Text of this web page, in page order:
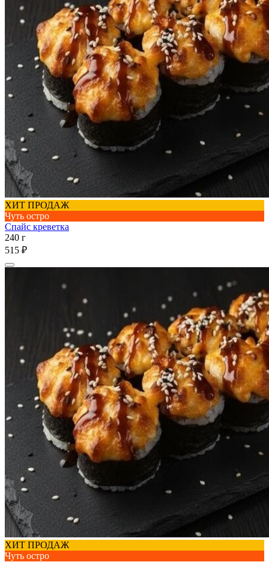
ХИТ ПРОДАЖ
Чуть остро
Спайс креветка
240 г
515 ₽
ХИТ ПРОДАЖ
Чуть остро